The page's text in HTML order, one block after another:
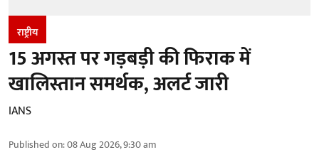
राष्ट्रीय
15 अगस्त पर गड़बड़ी की फिराक में
खालिस्तान समर्थक, अलर्ट जारी
IANS
Published on:08 Aug 2026, 9:30 am